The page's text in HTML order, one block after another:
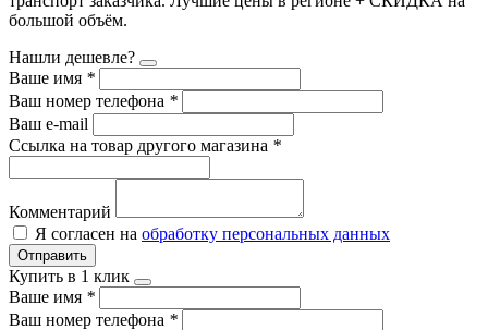
большой объём.
Нашли дешевле?
Ваше имя *
Ваш номер телефона *
Ваш e-mail
Ссылка на товар другого магазина *
Комментарий
Я согласен на обработку персональных данных
Отправить
Купить в 1 клик
Ваше имя *
Ваш номер телефона *